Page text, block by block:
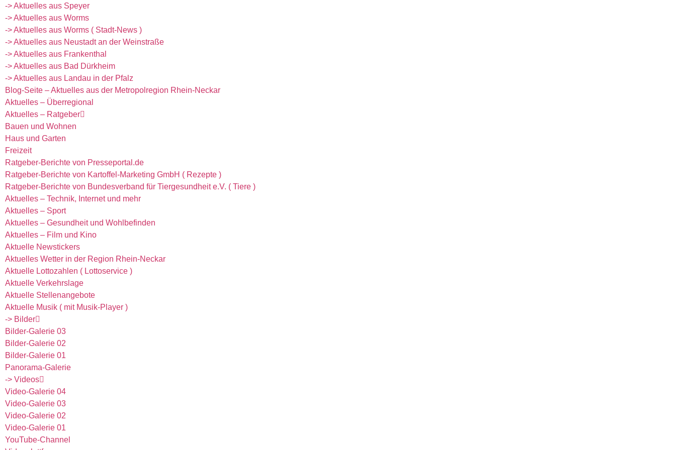
-> Aktuelles aus Speyer
-> Aktuelles aus Worms
-> Aktuelles aus Worms ( Stadt-News )
-> Aktuelles aus Neustadt an der Weinstraße
-> Aktuelles aus Frankenthal
-> Aktuelles aus Bad Dürkheim
-> Aktuelles aus Landau in der Pfalz
Blog-Seite – Aktuelles aus der Metropolregion Rhein-Neckar
Aktuelles – Überregional
Aktuelles – Ratgeber
Bauen und Wohnen
Haus und Garten
Freizeit
Ratgeber-Berichte von Presseportal.de
Ratgeber-Berichte von Kartoffel-Marketing GmbH ( Rezepte )
Ratgeber-Berichte von Bundesverband für Tiergesundheit e.V. ( Tiere )
Aktuelles – Technik, Internet und mehr
Aktuelles – Sport
Aktuelles – Gesundheit und Wohlbefinden
Aktuelles – Film und Kino
Aktuelle Newstickers
Aktuelles Wetter in der Region Rhein-Neckar
Aktuelle Lottozahlen ( Lottoservice )
Aktuelle Verkehrslage
Aktuelle Stellenangebote
Aktuelle Musik ( mit Musik-Player )
-> Bilder
Bilder-Galerie 03
Bilder-Galerie 02
Bilder-Galerie 01
Panorama-Galerie
-> Videos
Video-Galerie 04
Video-Galerie 03
Video-Galerie 02
Video-Galerie 01
YouTube-Channel